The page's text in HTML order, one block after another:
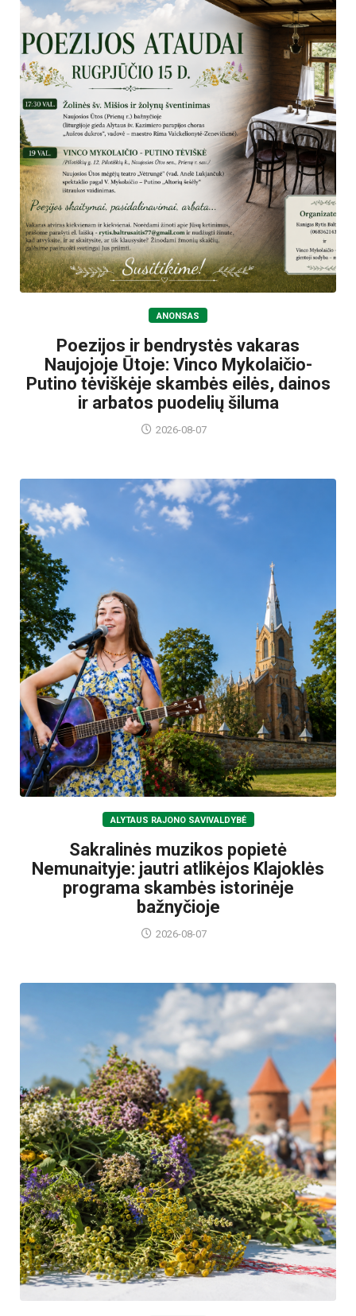
ANONSAS
Poezijos ir bendrystės vakaras
Naujojoje Ūtoje: Vinco Mykolaičio-
Putino tėviškėje skambės eilės, dainos
ir arbatos puodelių šiluma
2026-08-07
ALYTAUS RAJONO SAVIVALDYBĖ
Sakralinės muzikos popietė
Nemunaityje: jautri atlikėjos Klajoklės
programa skambės istorinėje
bažnyčioje
2026-08-07